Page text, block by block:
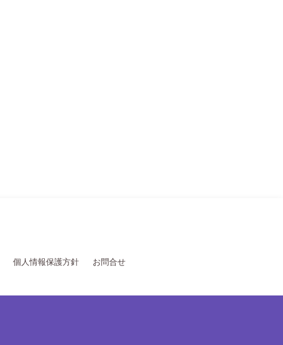
個人情報保護方針 お問合せ